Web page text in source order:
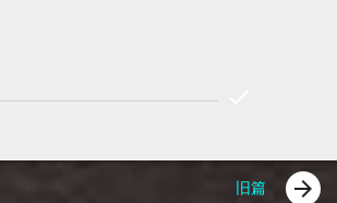
旧篇 arrow_forward